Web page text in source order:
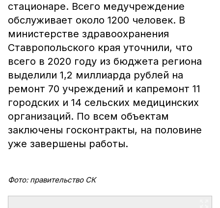
стационаре. Всего медучреждение
обслуживает около 1200 человек. В
министерстве здравоохранения
Ставропольского края уточнили, что
всего в 2020 году из бюджета региона
выделили 1,2 миллиарда рублей на
ремонт 70 учреждений и капремонт 11
городских и 14 сельских медицинских
организаций. По всем объектам
заключены госконтракты, на половине
уже завершены работы.
Фото: правительство СК